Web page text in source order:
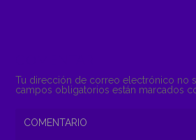
Tu dirección de correo electrónico no
campos obligatorios están marcados